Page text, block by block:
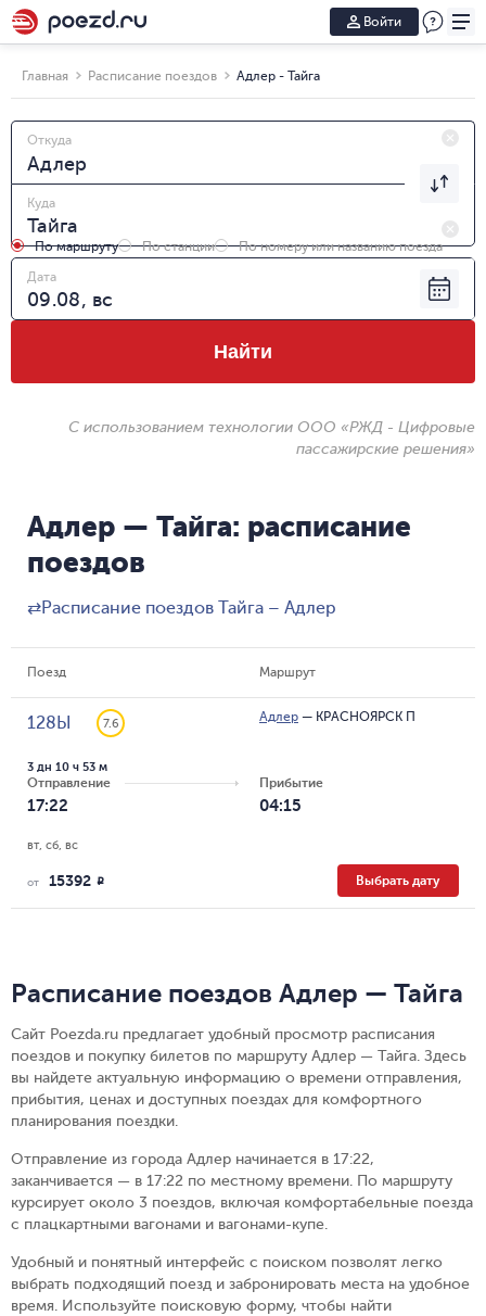
Войти
Главная Расписание поездов Адлер - Тайга
Откуда
Куда
По маршруту По станции
По номеру или названию поезда
Дата
Найти
С использованием технологии ООО «РЖД - Цифровые
пассажирские решения»
Адлер — Тайга: расписание
поездов
⇄Расписание поездов Тайга – Адлер
Поезд Маршрут
128Ы 7.6 Адлер — КРАСНОЯРСК П
Отправление
17:22
3 дн 10 ч 53 м
Прибытие
04:15
вт, сб, вс
от 15392 R Выбрать дату
Расписание поездов Адлер — Тайга
Сайт Poezda.ru предлагает удобный просмотр расписания
поездов и покупку билетов по маршруту Адлер — Тайга. Здесь
вы найдете актуальную информацию о времени отправления,
прибытия, ценах и доступных поездах для комфортного
планирования поездки.
Отправление из города Адлер начинается в 17:22,
заканчивается — в 17:22 по местному времени. По маршруту
курсирует около 3 поездов, включая комфортабельные поезда
с плацкартными вагонами и вагонами-купе.
Удобный и понятный интерфейс с поиском позволят легко
выбрать подходящий поезд и забронировать места на удобное
время. Используйте поисковую форму, чтобы найти